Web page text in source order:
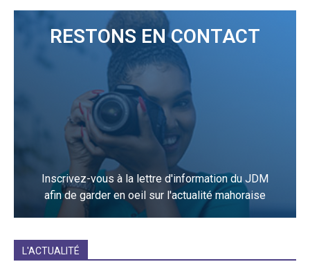
RESTONS EN CONTACT
Inscrivez-vous à la lettre d'information du JDM
afin de garder en oeil sur l'actualité mahoraise
L'ACTUALITÉ